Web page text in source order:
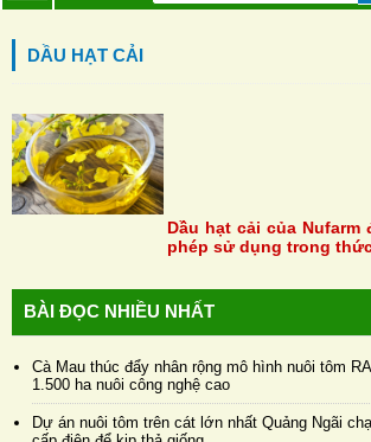
DẦU HẠT CẢI
Dầu hạt cải của Nufarm
phép sử dụng trong
BÀI ĐỌC NHIỀU NHẤT
Cà Mau thúc đẩy nhân rộng mô hình nuôi tôm
1.500 ha nuôi công nghệ cao
Dự án nuôi tôm trên cát lớn nhất Quảng Ngãi